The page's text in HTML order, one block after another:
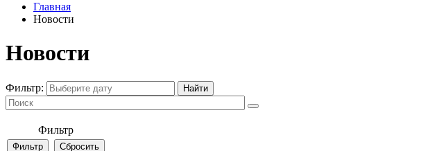
Главная
Новости
Новости
Фильтр:
Фильтр